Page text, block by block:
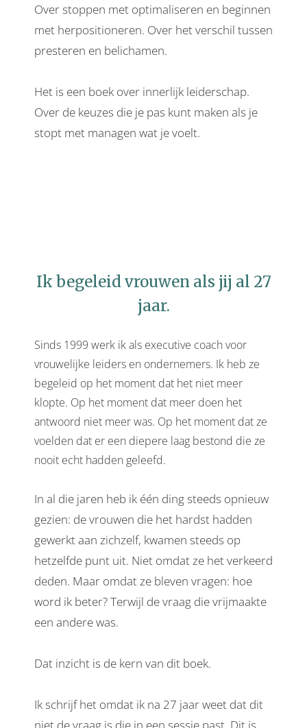
Over stoppen met optimaliseren en beginnen
met herpositioneren. Over het verschil tussen
presteren en belichamen.
Het is een boek over innerlijk leiderschap.
Over de keuzes die je pas kunt maken als je
stopt met managen wat je voelt.
Ik begeleid vrouwen als jij al 27
jaar.
Sinds 1999 werk ik als executive coach voor
vrouwelijke leiders en ondernemers. Ik heb ze
begeleid op het moment dat het niet meer
klopte. Op het moment dat meer doen het
antwoord niet meer was. Op het moment dat ze
voelden dat er een diepere laag bestond die ze
nooit echt hadden geleefd.
In al die jaren heb ik één ding steeds opnieuw
gezien: de vrouwen die het hardst hadden
gewerkt aan zichzelf, kwamen steeds op
hetzelfde punt uit. Niet omdat ze het verkeerd
deden. Maar omdat ze bleven vragen: hoe
word ik beter? Terwijl de vraag die vrijmaakte
een andere was.
Dat inzicht is de kern van dit boek.
Ik schrijf het omdat ik na 27 jaar weet dat dit
niet de vraag is die in een sessie past. Dit is